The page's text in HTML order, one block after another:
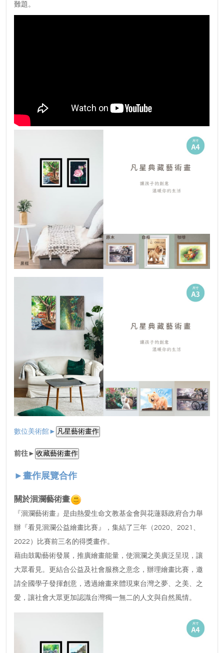
難題。
數位美術館►
前往►
►畫作展覽合作
關於洄瀾藝術畫
『洄瀾藝術畫』是由熱愛生命文教基金會與花蓮縣政府合力舉
辦『看見洄瀾公益繪畫比賽』，集結了三年（2020、2021、
2022）比賽前三名的得獎畫作。
藉由鼓勵藝術發展，推廣繪畫能量，使洄瀾之美廣泛呈現，讓
大眾看見。更結合公益及社會服務之意念，辦理繪畫比賽，邀
請全國學子發揮創意，透過繪畫來體現東台灣之夢、之美、之
愛，讓社會大眾更加認識台灣獨一無二的人文與自然風情。